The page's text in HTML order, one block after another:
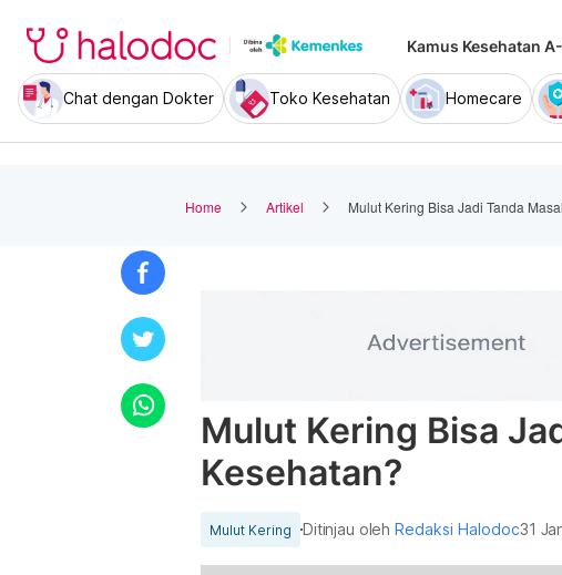
Kamus Kesehatan
Chat dengan Dokter Toko Kesehatan Homecare
Home Artikel Mulut Kering Bisa Jadi Tanda
Mulut Kering Bisa
Kesehatan?
Mulut Kering Ditinjau olehRedaksi Halodoc31